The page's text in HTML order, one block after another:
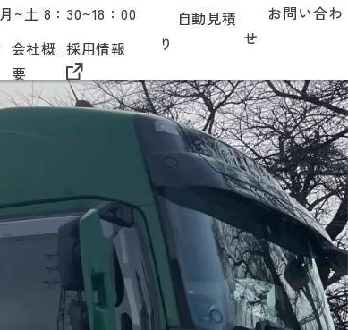
月~土 8：30~18：00
会社概
要
採用情報
自動見積
り
お問い合わ
せ